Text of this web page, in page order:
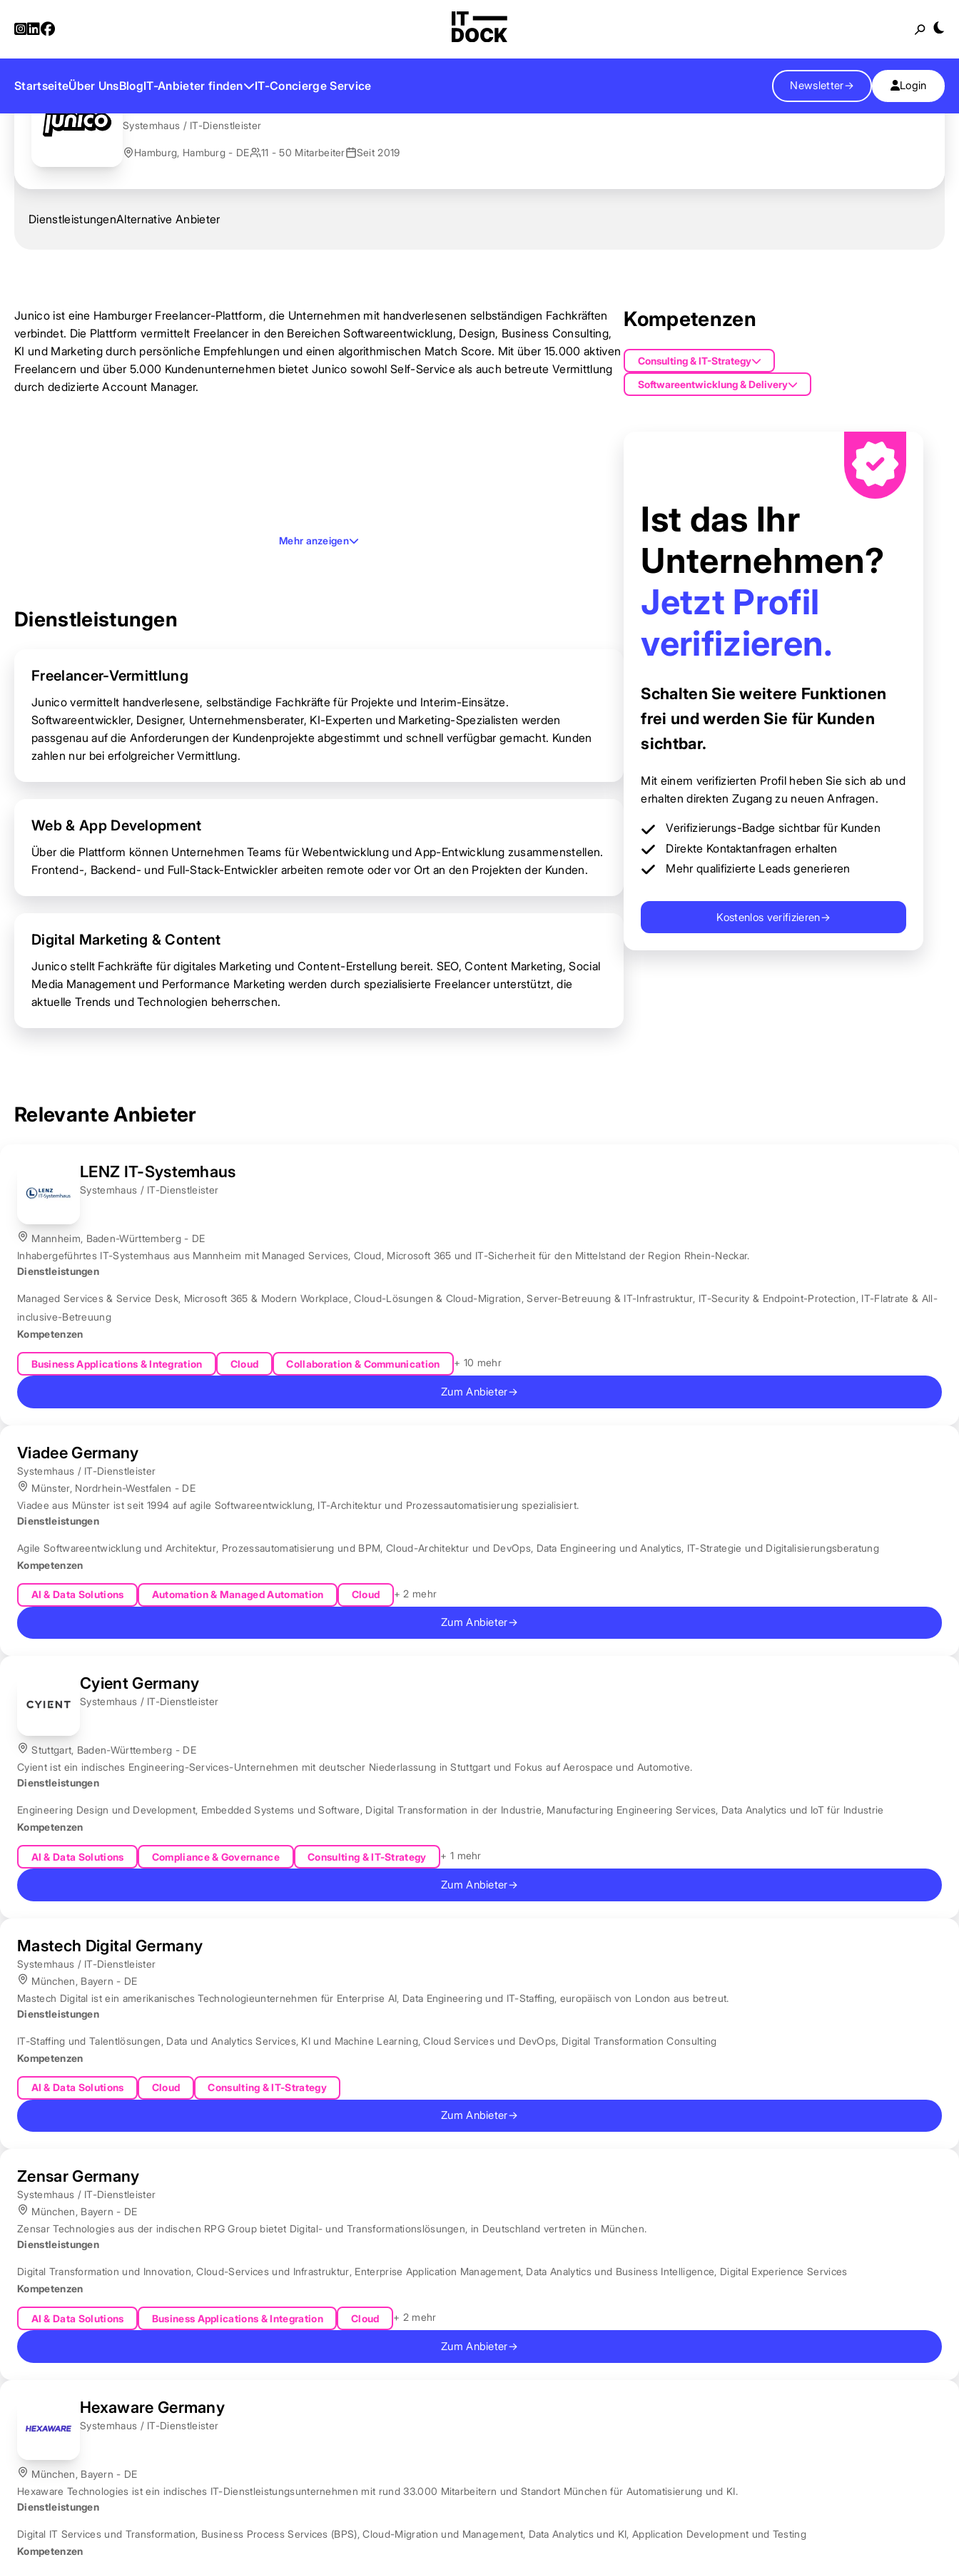
StartseiteÜber UnsBlogIT-Anbieter finden IT-Concierge Service Newsletter→ Login
Startseite
Junico
Systemhaus / IT-Dienstleister
Hamburg, Hamburg - DE 11 - 50 Mitarbeiter Seit 2019
DienstleistungenAlternative Anbieter
Junico ist eine Hamburger Freelancer-Plattform, die Unternehmen mit handverlesenen selbständigen Fachkräften
verbindet. Die Plattform vermittelt Freelancer in den Bereichen Softwareentwicklung, Design, Business Consulting,
KI und Marketing durch persönliche Empfehlungen und einen algorithmischen Match Score. Mit über 15.000 aktiven
Freelancern und über 5.000 Kundenunternehmen bietet Junico sowohl Self-Service als auch betreute Vermittlung
durch dedizierte Account Manager.
Mehr anzeigen
Dienstleistungen
Freelancer-Vermittlung
Junico vermittelt handverlesene, selbständige Fachkräfte für Projekte und Interim-Einsätze.
Softwareentwickler, Designer, Unternehmensberater, KI-Experten und Marketing-Spezialisten werden
passgenau auf die Anforderungen der Kundenprojekte abgestimmt und schnell verfügbar gemacht. Kunden
zahlen nur bei erfolgreicher Vermittlung.
Web & App Development
Über die Plattform können Unternehmen Teams für Webentwicklung und App-Entwicklung zusammenstellen.
Frontend-, Backend- und Full-Stack-Entwickler arbeiten remote oder vor Ort an den Projekten der Kunden.
Digital Marketing & Content
Junico stellt Fachkräfte für digitales Marketing und Content-Erstellung bereit. SEO, Content Marketing, Social
Media Management und Performance Marketing werden durch spezialisierte Freelancer unterstützt, die
aktuelle Trends und Technologien beherrschen.
Kompetenzen
Consulting & IT-Strategy
Softwareentwicklung & Delivery
Ist das Ihr
Unternehmen?
Jetzt Profil
verifizieren.
Schalten Sie weitere Funktionen
frei und werden Sie für Kunden
sichtbar.
Mit einem verifizierten Profil heben Sie sich ab und
erhalten direkten Zugang zu neuen Anfragen.
Verifizierungs-Badge sichtbar für Kunden
Direkte Kontaktanfragen erhalten
Mehr qualifizierte Leads generieren
Kostenlos verifizieren→
Relevante Anbieter
LENZ IT-Systemhaus
Systemhaus / IT-Dienstleister
Mannheim, Baden-Württemberg - DE
Inhabergeführtes IT-Systemhaus aus Mannheim mit Managed Services, Cloud, Microsoft 365 und IT-Sicherheit für den Mittelstand der Region Rhein-Neckar.
Dienstleistungen
Managed Services & Service Desk, Microsoft 365 & Modern Workplace,Cloud-Lösungen & Cloud-Migration,Server-Betreuung & IT-Infrastruktur, IT-Security & Endpoint-Protection, IT-Flatrate & All-
inclusive-Betreuung
Kompetenzen
Business Applications & Integration Cloud Collaboration & Communication + 10 mehr
Zum Anbieter→
Viadee Germany
Systemhaus / IT-Dienstleister
Münster, Nordrhein-Westfalen - DE
Viadee aus Münster ist seit 1994 auf agile Softwareentwicklung, IT-Architektur und Prozessautomatisierung spezialisiert.
Dienstleistungen
Agile Softwareentwicklung und Architektur, Prozessautomatisierung und BPM, Cloud-Architektur und DevOps, Data Engineering und Analytics, IT-Strategie und Digitalisierungsberatung
Kompetenzen
AI & Data Solutions Automation & Managed Automation Cloud + 2 mehr
Zum Anbieter→
Cyient Germany
Systemhaus / IT-Dienstleister
Stuttgart, Baden-Württemberg - DE
Cyient ist ein indisches Engineering-Services-Unternehmen mit deutscher Niederlassung in Stuttgart und Fokus auf Aerospace und Automotive.
Dienstleistungen
Engineering Design und Development, Embedded Systems und Software, Digital Transformation in der Industrie, Manufacturing Engineering Services, Data Analytics und IoT für Industrie
Kompetenzen
AI & Data Solutions Compliance & Governance Consulting & IT-Strategy + 1 mehr
Zum Anbieter→
Mastech Digital Germany
Systemhaus / IT-Dienstleister
München, Bayern - DE
Mastech Digital ist ein amerikanisches Technologieunternehmen für Enterprise AI, Data Engineering und IT-Staffing, europäisch von London aus betreut.
Dienstleistungen
IT-Staffing und Talentlösungen, Data und Analytics Services, KI und Machine Learning,Cloud Services und DevOps, Digital Transformation Consulting
Kompetenzen
AI & Data Solutions Cloud Consulting & IT-Strategy
Zum Anbieter→
Zensar Germany
Systemhaus / IT-Dienstleister
München, Bayern - DE
Zensar Technologies aus der indischen RPG Group bietet Digital- und Transformationslösungen, in Deutschland vertreten in München.
Dienstleistungen
Digital Transformation und Innovation,Cloud-Services und Infrastruktur, Enterprise Application Management, Data Analytics und Business Intelligence, Digital Experience Services
Kompetenzen
AI & Data Solutions Business Applications & Integration Cloud + 2 mehr
Zum Anbieter→
Hexaware Germany
Systemhaus / IT-Dienstleister
München, Bayern - DE
Hexaware Technologies ist ein indisches IT-Dienstleistungsunternehmen mit rund 33.000 Mitarbeitern und Standort München für Automatisierung und KI.
Dienstleistungen
Digital IT Services und Transformation, Business Process Services (BPS),Cloud-Migration und Management, Data Analytics und KI, Application Development und Testing
Kompetenzen